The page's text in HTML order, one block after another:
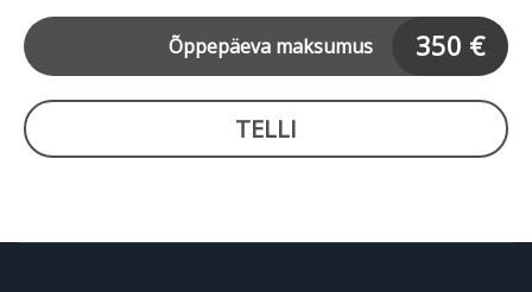
Õppepäeva maksumus 350 €
TELLI